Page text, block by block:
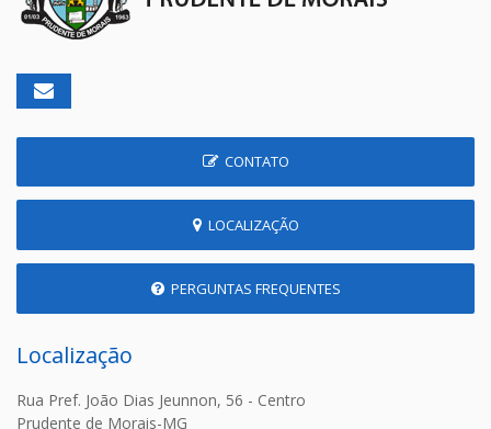
CONTATO
LOCALIZAÇÃO
PERGUNTAS FREQUENTES
Localização
Rua Pref. João Dias Jeunnon, 56 - Centro
Prudente de Morais-MG